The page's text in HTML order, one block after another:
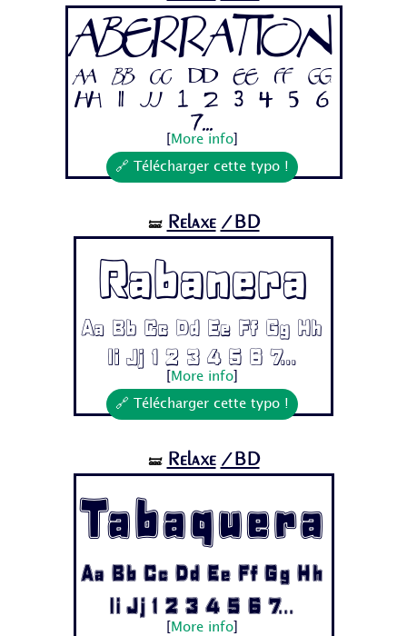
Aberration
Aa Bb Cc Dd Ee Ff Gg
Hh Ii Jj 1 2 3 4 5 6
7...
More info]
🔗 Télécharger cette typo !
🝛 Relaxe /BD
Rabanera
Aa Bb Cc Dd Ee Ff Gg Hh
Ii Jj 1 2 3 4 5 6 7...
More info]
🔗 Télécharger cette typo !
🝛 Relaxe /BD
Tabaquera
Aa Bb Cc Dd Ee Ff Gg Hh
Ii Jj 1 2 3 4 5 6 7...
More info]